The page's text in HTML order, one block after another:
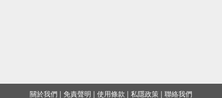
關於我們 | 免責聲明 | 使用條款 | 私隱政策 | 聯絡我們